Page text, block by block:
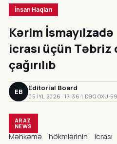
İnsan Haqları
Kərim
icrası üçün
çağırılıb
EB Editorial Board
05 IYL 2026 · 17:36 ·1 DƏQ OXU ·
ARAZ
NEWS
Məhkəmə hökmlərinin